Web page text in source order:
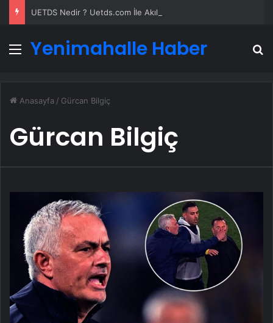
Menü
Yenimahalle Haber
Anasayfa / Gürcan Bilgiç
Gürcan Bilgiç